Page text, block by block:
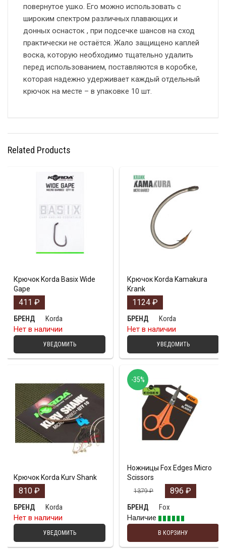
повернутое ушко. Его можно использовать с
широким спектром различных плавающих и
донных оснасток , при подсечке шансов на сход
практически не остаётся. Жало защищено каплей
воска, которую необходимо тщательно удалить
перед использованием, поставляются в коробке,
которая надежно удерживает каждый отдельный
крючок на месте – в упаковке 10 шт.
Related Products
Крючок Korda Basix Wide
Gape
411 ₽
БРЕНД
Korda
Нет в наличии
УВЕДОМИТЬ
Крючок Korda Kamakura
Krank
1124 ₽
БРЕНД
Korda
Нет в наличии
УВЕДОМИТЬ
Крючок Korda Kurv Shank
810 ₽
БРЕНД
Korda
Нет в наличии
УВЕДОМИТЬ
Ножницы Fox Edges Micro
Scissors
1379₽ 896 ₽
БРЕНД
Fox
Наличие
В КОРЗИНУ
-35%